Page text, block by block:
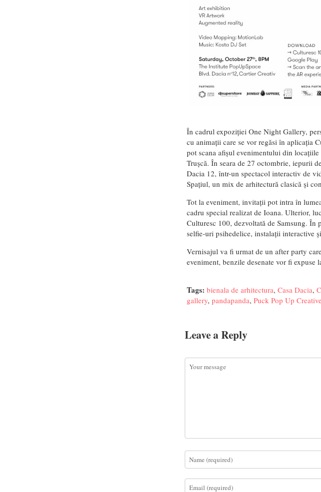
În cadrul expoziției One Night Gallery,
cu animații care se vor regăsi în aplicația
pot scana afișul evenimentului din
Trușcă. În seara de 27 octombrie, iepurii
Dacia 12, într-un spectacol interactiv de
Spațiul, un mix de arhitectură clasică și
Tot la eveniment, invitații pot intra în
cadru special realizat de Ioana. Ulterior,
Culturesc 100, dezvoltată de Samsung.
selfie-uri psihedelice, instalații interactive
Vernisajul va fi urmat de un after party
eveniment, benzile desenate vor fi
Tags: bienala de arhitectura, Casa Dacia,
gallery, pandapanda, Puck Pop Up
Leave a Reply